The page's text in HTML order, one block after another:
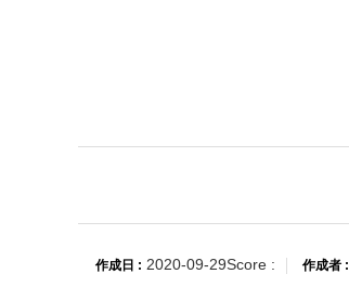
作成日 : 2020-09-29Score : 作成者 :